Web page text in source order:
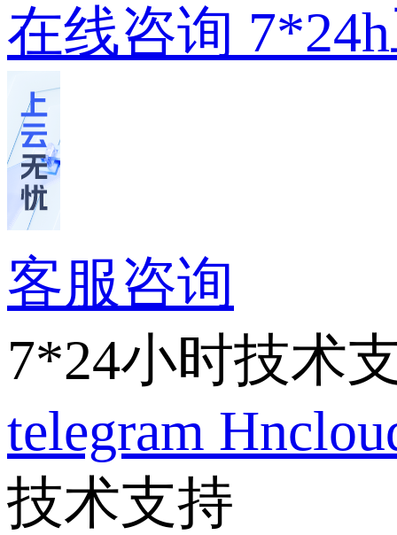
在线咨询
客服咨询
7*24小时技术
telegram
技术支持